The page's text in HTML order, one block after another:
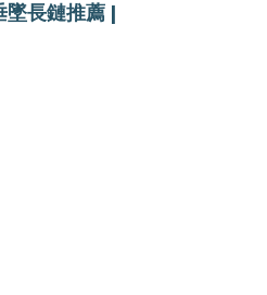
墜長鏈推薦 |